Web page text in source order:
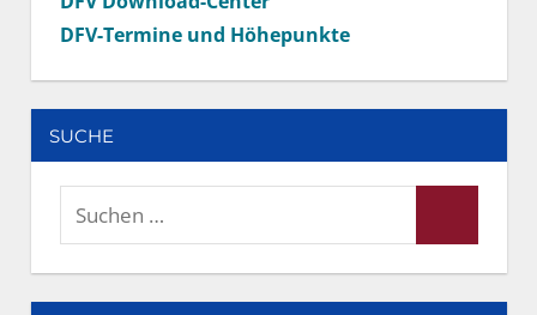
DFV-Termine und Höhepunkte
SUCHE
Suchen